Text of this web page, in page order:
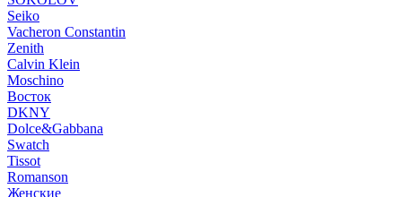
Seiko
Vacheron Constantin
Zenith
Calvin Klein
Moschino
Восток
DKNY
Dolce&Gabbana
Swatch
Tissot
Romanson
Женские